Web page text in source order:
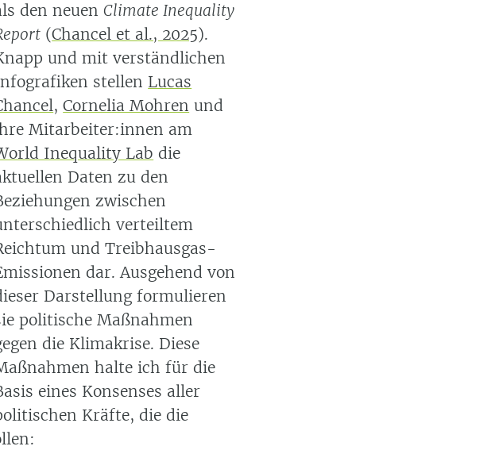
den neuenClimate Inequality
(Chancel et al., 2025).
und mit verständlichen
stellen Lucas
,Cornelia Mohren und
Mitarbeiter:innen am
Inequality Lab die
Daten zu den
zwischen
verteiltem
und Treibhausgas-
dar. Ausgehend von
Darstellung formulieren
politische Maßnahmen
die Klimakrise. Diese
halte ich für die
eines Konsenses aller
Kräfte, die die